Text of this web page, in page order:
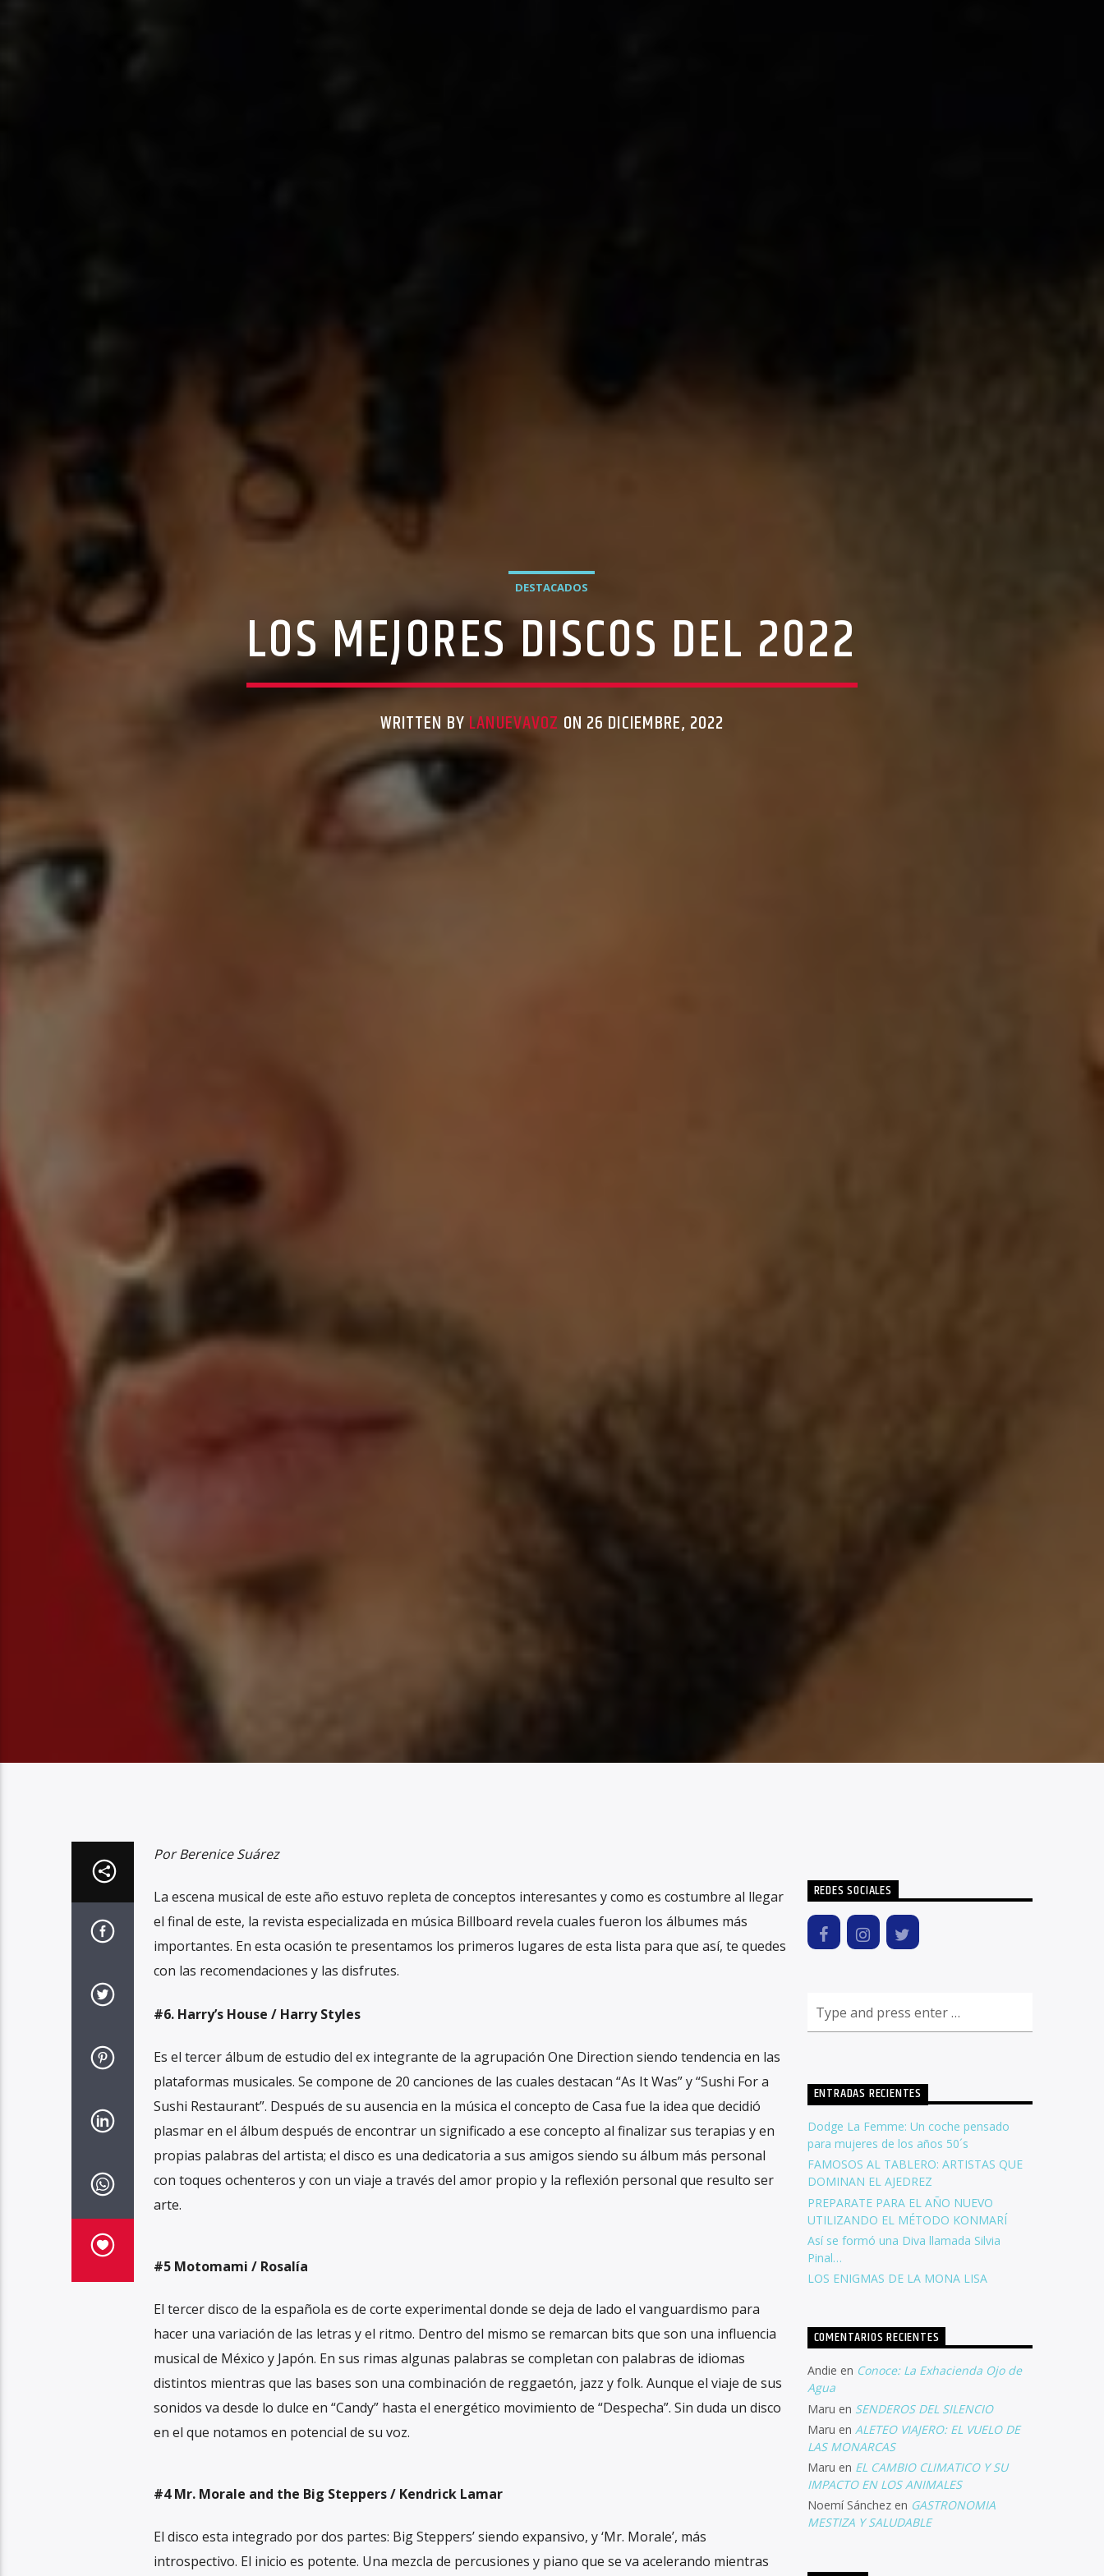
DESTACADOS
LOS MEJORES DISCOS DEL 2022
WRITTEN BY LANUEVAVOZ ON 26 DICIEMBRE, 2022
Por Berenice Suárez
La escena musical de este año estuvo repleta de conceptos interesantes y como es costumbre al llegar
el final de este, la revista especializada en música Billboard revela cuales fueron los álbumes más
importantes. En esta ocasión te presentamos los primeros lugares de esta lista para que así, te quedes
con las recomendaciones y las disfrutes.
#6. Harry’s House / Harry Styles
Es el tercer álbum de estudio del ex integrante de la agrupación One Direction siendo tendencia en las
plataformas musicales. Se compone de 20 canciones de las cuales destacan “As It Was” y “Sushi For a
Sushi Restaurant”. Después de su ausencia en la música el concepto de Casa fue la idea que decidió
plasmar en el álbum después de encontrar un significado a ese concepto al finalizar sus terapias y en
propias palabras del artista; el disco es una dedicatoria a sus amigos siendo su álbum más personal
con toques ochenteros y con un viaje a través del amor propio y la reflexión personal que resulto ser
arte.
#5 Motomami / Rosalía
El tercer disco de la española es de corte experimental donde se deja de lado el vanguardismo para
hacer una variación de las letras y el ritmo. Dentro del mismo se remarcan bits que son una influencia
musical de México y Japón. En sus rimas algunas palabras se completan con palabras de idiomas
distintos mientras que las bases son una combinación de reggaetón, jazz y folk. Aunque el viaje de sus
sonidos va desde lo dulce en “Candy” hasta el energético movimiento de “Despecha”. Sin duda un disco
en el que notamos en potencial de su voz.
#4 Mr. Morale and the Big Steppers / Kendrick Lamar
El disco esta integrado por dos partes: Big Steppers’ siendo expansivo, y ‘Mr. Morale’, más
introspectivo. El inicio es potente. Una mezcla de percusiones y piano que se va acelerando mientras
REDES SOCIALES
ENTRADAS RECIENTES
Dodge La Femme: Un coche pensado
para mujeres de los años 50´s
FAMOSOS AL TABLERO: ARTISTAS QUE
DOMINAN EL AJEDREZ
PREPARATE PARA EL AÑO NUEVO
UTILIZANDO EL MÉTODO KONMARÍ
Así se formó una Diva llamada Silvia
Pinal…
LOS ENIGMAS DE LA MONA LISA
COMENTARIOS RECIENTES
Andie en Conoce: La Exhacienda Ojo de
Agua
Maru en SENDEROS DEL SILENCIO
Maru en ALETEO VIAJERO: EL VUELO DE
LAS MONARCAS
Maru en EL CAMBIO CLIMATICO Y SU
IMPACTO EN LOS ANIMALES
Noemí Sánchezen GASTRONOMIA
MESTIZA Y SALUDABLE